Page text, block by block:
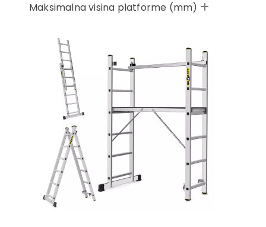
Maksimalna visina platforme (mm)